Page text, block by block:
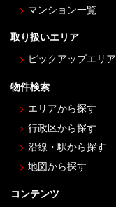
マンション一覧
取り扱いエリア
ピックアップエリア
物件検索
エリアから探す
行政区から探す
沿線・駅から探す
地図から探す
コンテンツ